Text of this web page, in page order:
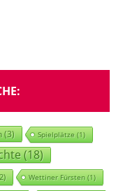
(3) Spielplätze(1)
(18)
Wettiner Fürsten(1)